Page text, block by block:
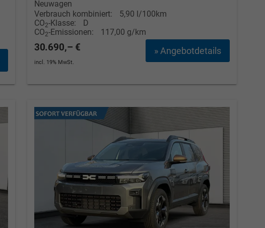
Neuwagen
Verbrauch kombiniert:
5,90 l/100km
CO2-Klasse:
D
CO2-Emissionen: 117,00 g/km
» Angebotdetails
30.690,– €
incl. 19% MwSt.